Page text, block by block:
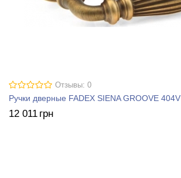
Отзывы: 0
Ручки дверные FADEX SIENA GROOVE 404V
12 011 грн